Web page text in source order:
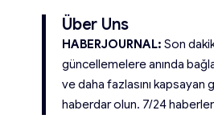
Über Uns
HABERJOURNAL: Son
güncellemelere anında
ve daha fazlasını kapsayan
haberdar olun. 7/24 haberler